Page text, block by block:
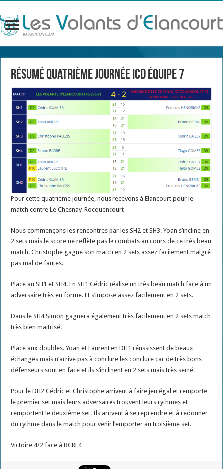
Résumé quatrième journée ICD équipe 7
Pour cette quatrième journée, nous recevons à Elancourt pour le
match contre Le Chesnay-Rocquencourt
Nous commençons les rencontres par les SH2 et SH3. Yoan s’incline en
2 sets mais le score ne reflète pas le combats au cours de ce très beau
match. Christophe gagne son match en 2 sets assez facilement malgré
pas mal de fautes.
Place au SH1 et SH4. En SH1 Cédric réalise un très beau match face à un
adversaire très en forme. Et s’impose assez facilement en 2 sets.
Dans le SH4 Simon gagnera également très facilement en 2 sets match
très bien maitrisé.
Place aux doubles. Yoan et Laurent en DH1 réussissent de beaux
échanges mais n’arrive pas à conclure les conclure car de très bons
défenseurs sont en face et ils s’inclinent en 2 sets mais très serré.
Pour le DH2 Cédric et Christophe arrivent à faire jeu égal et remporte
le premier set mais leurs adversaires trouvent leurs rythmes et
remportent le deuxième set. Ils arrivent à se reprendre et à redonner
du rythme dans le match pour venir l’emporter au troisième set.
Victoire 4/2 face à BCRL4